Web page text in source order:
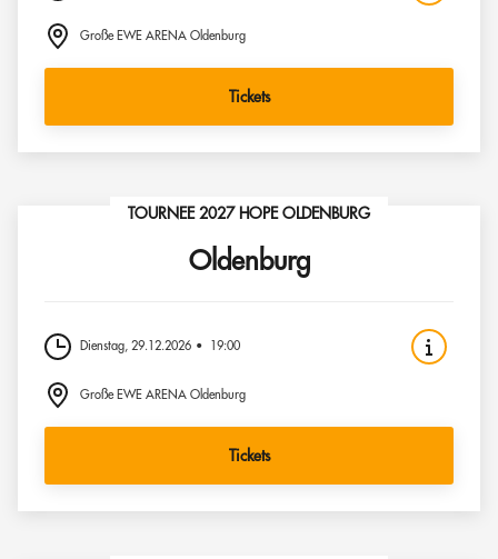
Große EWE ARENA Oldenburg
Tickets
TOURNEE 2027 HOPE OLDENBURG
Oldenburg
Dienstag, 29.12.2026 19:00
Große EWE ARENA Oldenburg
Tickets